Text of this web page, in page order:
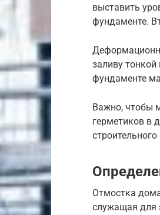
выставить
фундаменте.
заливу тонкой
фундаменте
Важно, чтобы
герметиков в
Отмостка
служащая для